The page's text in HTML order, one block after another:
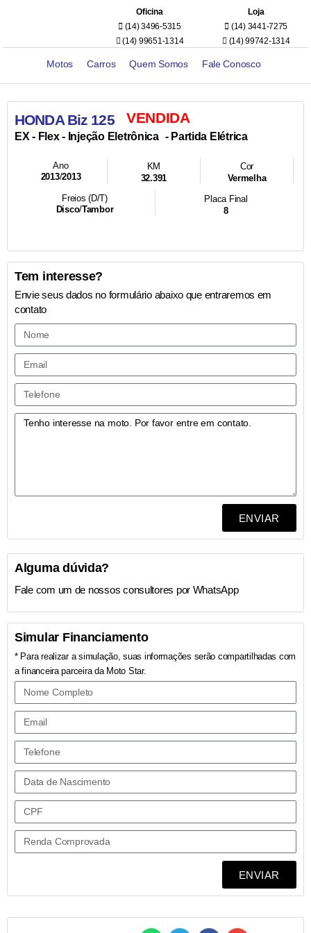
Oficina
(14) 3496-5315
(14) 99651-1314
Loja
(14) 3441-7275
(14) 99742-1314
Motos Carros Quem Somos Fale Conosco
HONDA Biz 125VENDIDA
EX - Flex- Injeção Eletrônica - Partida Elétrica
Ano
2013/2013
KM
32.391
Cor
Vermelha
Freios (D/T)
Disco/Tambor
Placa Final
8
Tem interesse?
Envie seus dados no formulário abaixo que entraremos em
contato
ENVIAR
Simular Financiamento
* Para realizar a simulação, suas informações serão compartilhadas com
a financeira parceira da Moto Star.
ENVIAR
Alguma dúvida?
Fale com um de nossos consultores por WhatsApp